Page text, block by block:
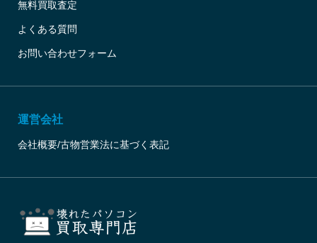
無料買取査定
よくある質問
お問い合わせフォーム
運営会社
会社概要/古物営業法に基づく表記